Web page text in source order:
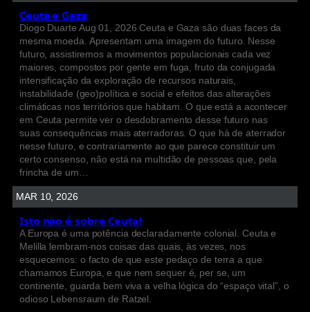
Ceuta e Gaza
Diogo Duarte Aug 01, 2026 Ceuta e Gaza são duas faces da
mesma moeda. Apresentam uma imagem do futuro. Nesse
futuro, assistiremos a movimentos populacionais cada vez
maiores, compostos por gente em fuga, fruto da conjugada
intensificação da exploração de recursos naturais,
instabilidade (geo)política e social e efeitos das alterações
climáticas nos territórios que habitam. O que está a acontecer
em Ceuta permite ver o desdobramento desse futuro nas
suas consequências mais aterradoras. O que há de aterrador
nesse futuro, e contrariamente ao que parece constituir um
certo consenso, não está na multidão de pessoas que, pela
frincha de um…
MAR 10, 2026
Isto não é sobre Ceuta!
A Europa é uma potência declaradamente colonial. Ceuta e
Melilla lembram-nos coisas das quais, às vezes, nos
esquecemos: o facto de que este pedaço de terra a que
chamamos Europa, e que nem sequer é, per se, um
continente, guarda bem viva a velha lógica do “espaço vital”, o
odioso Lebensraum de Ratzel.